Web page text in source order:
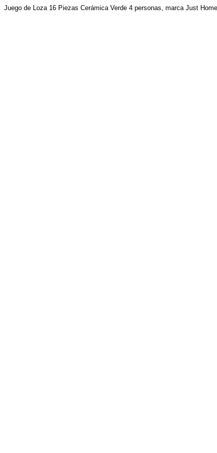
Juego de Loza 16 Piezas Cerámica Verde 4 personas, marca Just